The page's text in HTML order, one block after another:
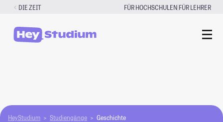
Zum
springen
DIE ZEIT FÜR HOCHSCHULEN|FÜR LEHRER
HeyStudium Studiengänge Geschichte